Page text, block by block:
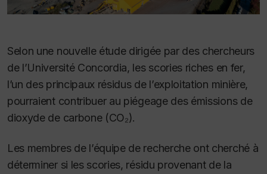
Selon une nouvelle étude dirigée par des chercheurs
de l’Université Concordia, les scories riches en fer,
l’un des principaux résidus de l’exploitation minière,
pourraient contribuer au piégeage des émissions de
dioxyde de carbone (CO₂).
Les membres de l’équipe de recherche ont cherché à
déterminer si les scories, résidu provenant de la